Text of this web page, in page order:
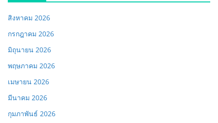
สิงหาคม 2026
กรกฎาคม 2026
มิถุนายน 2026
พฤษภาคม 2026
เมษายน 2026
มีนาคม 2026
กุมภาพันธ์ 2026